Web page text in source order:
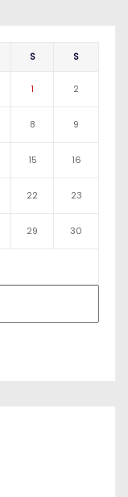
S S
1 2
8 9
15 16
22 23
29 30